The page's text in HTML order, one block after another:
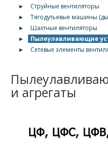
►
Струйные вентиляторы
►
Тягодутьевые машины
►
Шахтные вентиляторы
►
Пылеулавливающие
►
Сетевые элементы
и агрегаты